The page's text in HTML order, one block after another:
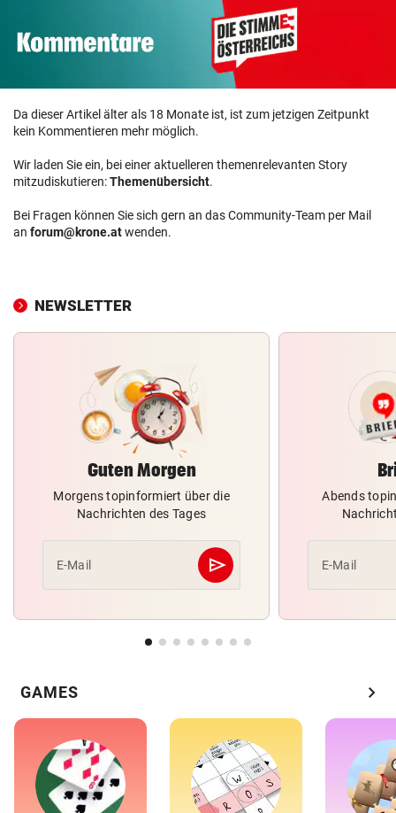
Da dieser Artikel älter als 18 Monate ist, ist zum jetzigen Zeitpunkt
kein Kommentieren mehr möglich.
Wir laden Sie ein, bei einer aktuelleren themenrelevanten Story
mitzudiskutieren:Themenübersicht.
Bei Fragen können Sie sich gern an das Community-Team per Mail
an forum@krone.atwenden.
NEWSLETTER
Guten Morgen
Morgens topinformiert über die
Nachrichten des Tages
E-Mail send
Abschicken
Abends
E-Mail
GAMES chevron_right